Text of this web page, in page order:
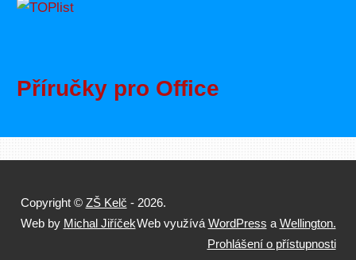
Příručky pro Office
Copyright © ZŠ Kelč - 2026.
Web využívá WordPress a Wellington.
Web by Michal Jiříček
Prohlášení o přístupnosti